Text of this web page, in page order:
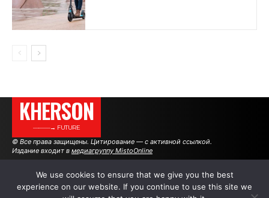
KHERSON
———→ FUTURE
© Все права защищены. Цитирование — с активной ссылкой.
Издание входит в медиагруппу MistoOnline
АВТОРЫ РЕКЛАМА НА САЙТЕ
We use cookies to ensure that we give you the best
experience on our website. If you continue to use this site we